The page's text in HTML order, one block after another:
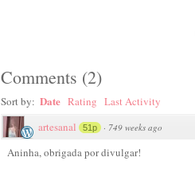
Comments (2)
Sort by: Date Rating Last Activity
artesanal 51p · 749 weeks ago
Aninha, obrigada por divulgar!